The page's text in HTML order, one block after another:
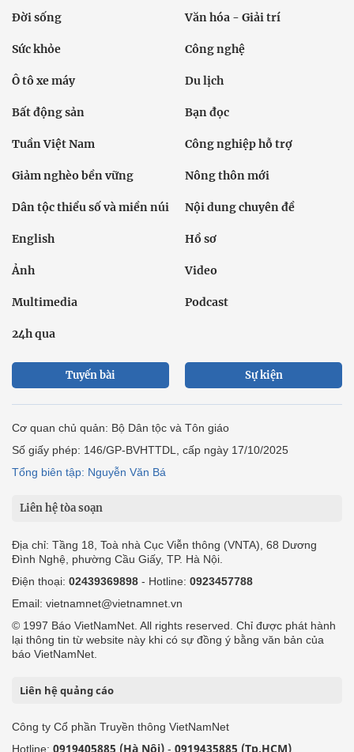
Đời sống Văn hóa - Giải trí
Sức khỏe Công nghệ
Ô tô xe máy Du lịch
Bất động sản Bạn đọc
Tuần Việt Nam Công nghiệp hỗ trợ
Giảm nghèo bền vững Nông thôn mới
Dân tộc thiểu số và miền núi Nội dung chuyên đề
English Hồ sơ
Ảnh Video
Multimedia Podcast
24h qua
Tuyến bài Sự kiện
Cơ quan chủ quản: Bộ Dân tộc và Tôn giáo
Số giấy phép: 146/GP-BVHTTDL, cấp ngày 17/10/2025
Tổng biên tập: Nguyễn Văn Bá
Liên hệ tòa soạn
Địa chỉ: Tầng 18, Toà nhà Cục Viễn thông (VNTA), 68 Dương
Đình Nghệ, phường Cầu Giấy, TP. Hà Nội.
Điện thoại: 02439369898 - Hotline: 0923457788
Email: vietnamnet@vietnamnet.vn
© 1997 Báo VietNamNet. All rights reserved. Chỉ được phát hành
lại thông tin từ website này khi có sự đồng ý bằng văn bản của
báo VietNamNet.
Liên hệ quảng cáo
Công ty Cổ phần Truyền thông VietNamNet
Hotline: 0919405885 (Hà Nội) - 0919435885 (Tp.HCM)